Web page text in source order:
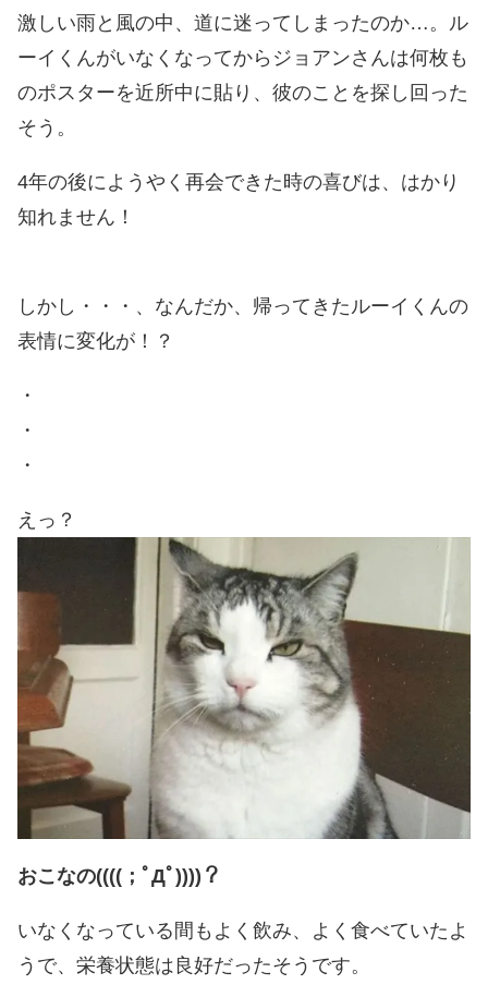
激しい雨と風の中、道に迷ってしまったのか…。ル
ーイくんがいなくなってからジョアンさんは何枚も
のポスターを近所中に貼り、彼のことを探し回った
そう。
4年の後にようやく再会できた時の喜びは、はかり
知れません！
しかし・・・、なんだか、帰ってきたルーイくんの
表情に変化が！？
・
・
・
えっ？
おこなの((((；ﾟДﾟ))))？
いなくなっている間もよく飲み、よく食べていたよ
うで、栄養状態は良好だったそうです。